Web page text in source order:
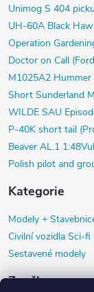
Unimog S 404
UH-60A Black
Operation
Doctor on Call
M1025A2
Short Sunderland
WILDE SAU
P-40K short tail
Beaver AL.1 1:48
Polish pilot and
Kategorie
Modely +
Civilní vozidla Sci-fi
Sestavené modely
Značky